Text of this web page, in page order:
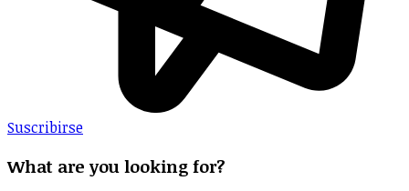
Suscribirse
What are you looking for?